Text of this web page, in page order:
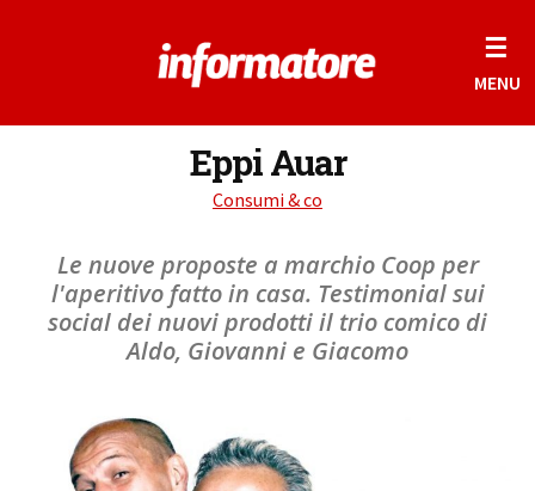
☰
MENU
Eppi Auar
Consumi & co
Le nuove proposte a marchio Coop per
l'aperitivo fatto in casa. Testimonial sui
social dei nuovi prodotti il trio comico di
Aldo, Giovanni e Giacomo